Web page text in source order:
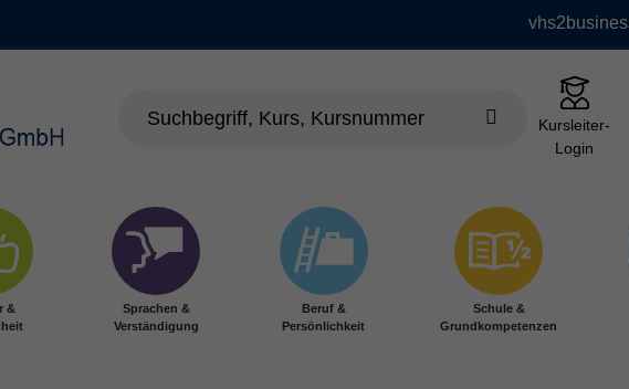
Kursleiter-
Login
&
Sprachen &
Verständigung
Beruf &
Persönlichkeit
Schule &
Grundkompetenzen